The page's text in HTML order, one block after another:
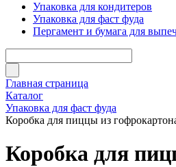
Упаковка для кондитеров
Упаковка для фаст фуда
Пергамент и бумага для
Главная страница
Каталог
Упаковка для фаст фуда
Коробка для пиццы из
Коробка для